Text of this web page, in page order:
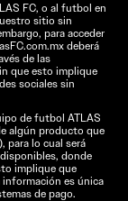
FC, o al futbol en
sitio sin
para acceder
deberá
de las
que esto implique
sociales sin
de futbol ATLAS
algún producto que
para lo cual será
donde
implique que
información es única
de pago.